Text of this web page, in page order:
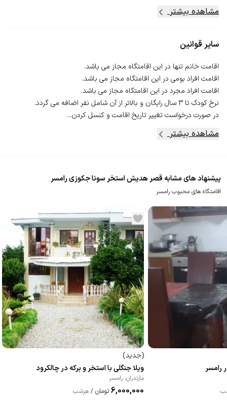
مشاهده بیشتر
سایر قوانین
در صورت درخواست تغییر تاریخ اقامت و کنسل‌ کردن...
مشاهده بیشتر
پیشنهاد های مشابه قصر هدیش استخر سونا جکوزی رامسر
اقامتگاه های محبوب رامسر
رامسر
(جدید)
ویلا جنگلی با استخر و برکه در چالکرود
مازندران، رامسر
6,000,000 تومان / هرشب